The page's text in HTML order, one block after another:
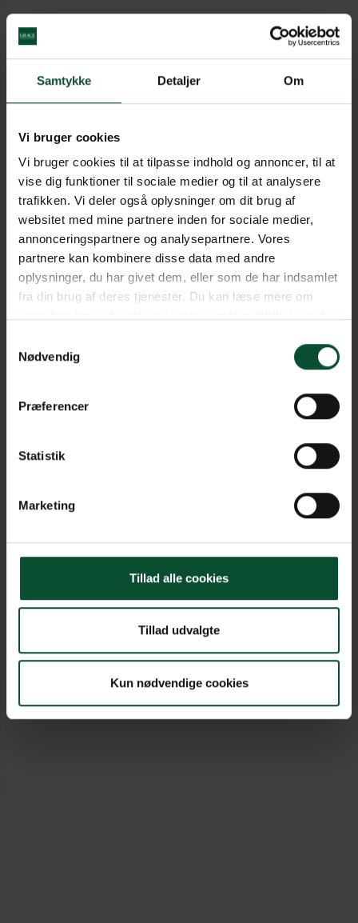
Samtykke Detaljer Om
Vi bruger cookies
Vi bruger cookies til at tilpasse indhold og annoncer, til at
vise dig funktioner til sociale medier og til at analysere
trafikken. Vi deler også oplysninger om dit brug af
websitet med mine partnere inden for sociale medier,
annonceringspartnere og analysepartnere. Vores
partnere kan kombinere disse data med andre
oplysninger, du har givet dem, eller som de har indsamlet
fra din brug af deres tjenester. Du kan læse mere om
Nødvendig
Præferencer
Statistik
Marketing
Tillad alle cookies
Tillad udvalgte
Kun nødvendige cookies